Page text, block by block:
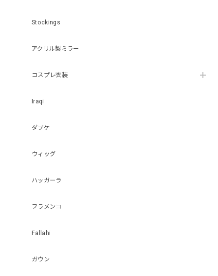
Stockings
アクリル製ミラー
コスプレ衣装
Iraqi
ダブケ
ウィッグ
ハッガーラ
フラメンコ
Fallahi
ガウン